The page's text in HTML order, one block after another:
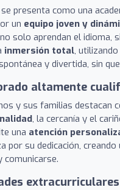
se presenta como una
un equipo joven y
solo aprendan el idioma,
inmersión total,
y divertida, sin
altamente
y sus familias destacan
, la cercanía y el
una atención
por su dedicación,
comunicarse.